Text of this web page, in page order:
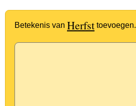
Betekenis van Herfst toevoegen.